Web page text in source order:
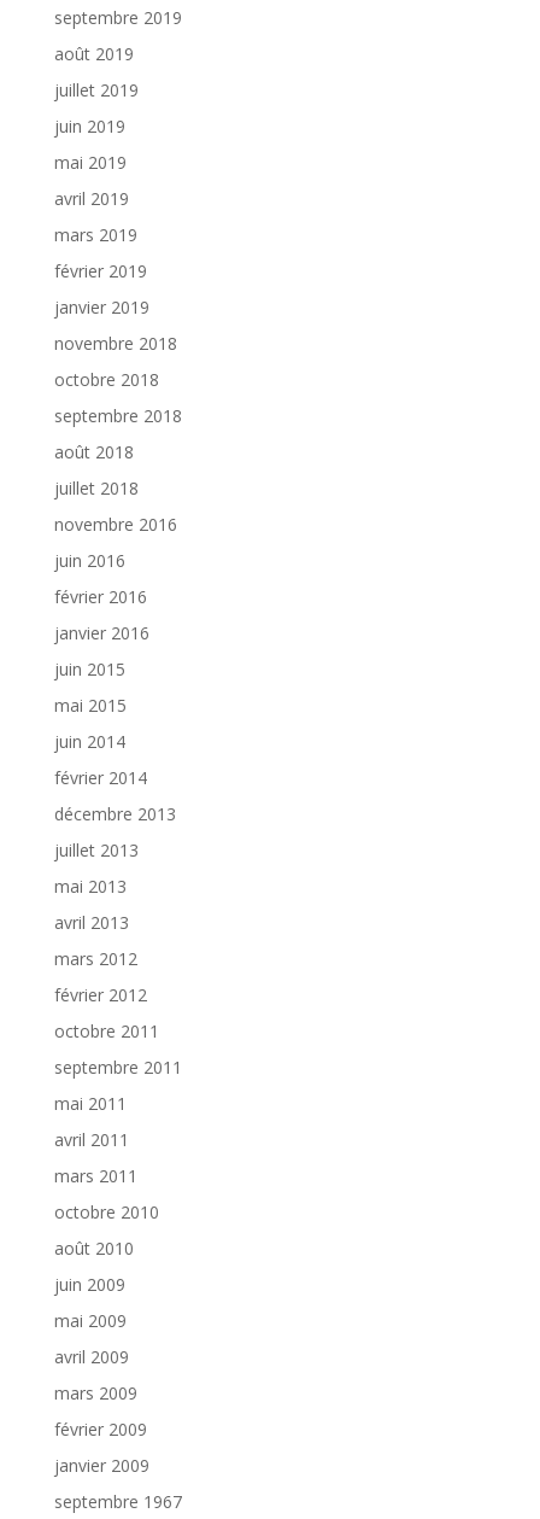
septembre 2019
août 2019
juillet 2019
juin 2019
mai 2019
avril 2019
mars 2019
février 2019
janvier 2019
novembre 2018
octobre 2018
septembre 2018
août 2018
juillet 2018
novembre 2016
juin 2016
février 2016
janvier 2016
juin 2015
mai 2015
juin 2014
février 2014
décembre 2013
juillet 2013
mai 2013
avril 2013
mars 2012
février 2012
octobre 2011
septembre 2011
mai 2011
avril 2011
mars 2011
octobre 2010
août 2010
juin 2009
mai 2009
avril 2009
mars 2009
février 2009
janvier 2009
septembre 1967